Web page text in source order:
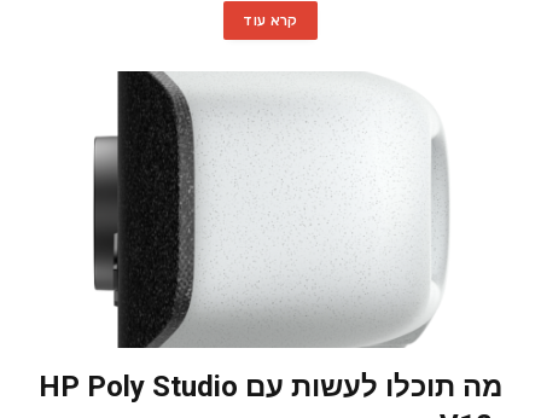
קרא עוד
מה תוכלו לעשות עם HP Poly Studio